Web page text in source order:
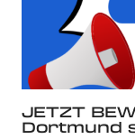
JETZT
Dortmund